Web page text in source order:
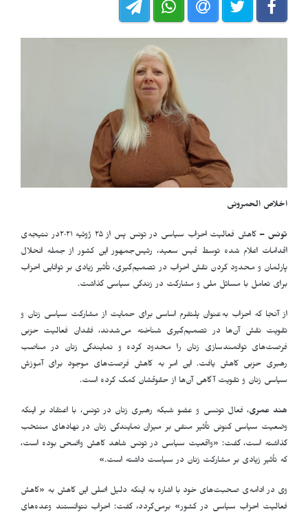
اخلاص الحمرونی
تونس –
کاهش فعالیت احزاب سیاسی در تونس پس از ٢۵ ژوئیه ٢٠٢١در نتیجه‌ی
اقدامات اعلام شده توسط قیس سعید، رئیس‌جمهور این کشور از جمله انحلال
پارلمان و محدود کردن نقش احزاب در تصمیم‌گیری، تأثیر زیادی بر توانایی احزاب
برای تعامل با مسائل ملی و مشارکت در زندگی سیاسی گذاشت.
از آنجا که احزاب به‌عنوان پلتفرم اساسی برای حمایت از مشارکت سیاسی زنان و
تقویت نقش آن‌ها در تصمیم‌گیری شناخته می‌شدند، فقدان فعالیت حزبی
فرصت‌های توانمندسازی زنان را محدود کرده و نمایندگی زنان در مناصب
رهبری حزبی کاهش یافت. این امر به کاهش فرصت‌های موجود برای آموزش
سیاسی زنان و تقویت آگاهی آن‌ها از حقوقشان کمک کرده است.
هند عمری، فعال تونسی و عضو شبکه رهبری زنان در تونس، با اعتقاد بر اینکه
وضعیت سیاسی کنونی تأثیر منفی بر میزان نمایندگی زنان در نهادهای منتخب
گذاشته است، گفت: «واقعیت سیاسی در تونس شاهد کاهش واضحی بوده است،
که تأثیر زیادی بر مشارکت زنان در سیاست داشته است.»
وی در ادامه‌ی صحبت‌های خود با اشاره به اینکه دلیل اصلی این کاهش به «کاهش
فعالیت احزاب سیاسی در کشور» برمی‌گردد، گفت: احزاب نتوانستند وعده‌های